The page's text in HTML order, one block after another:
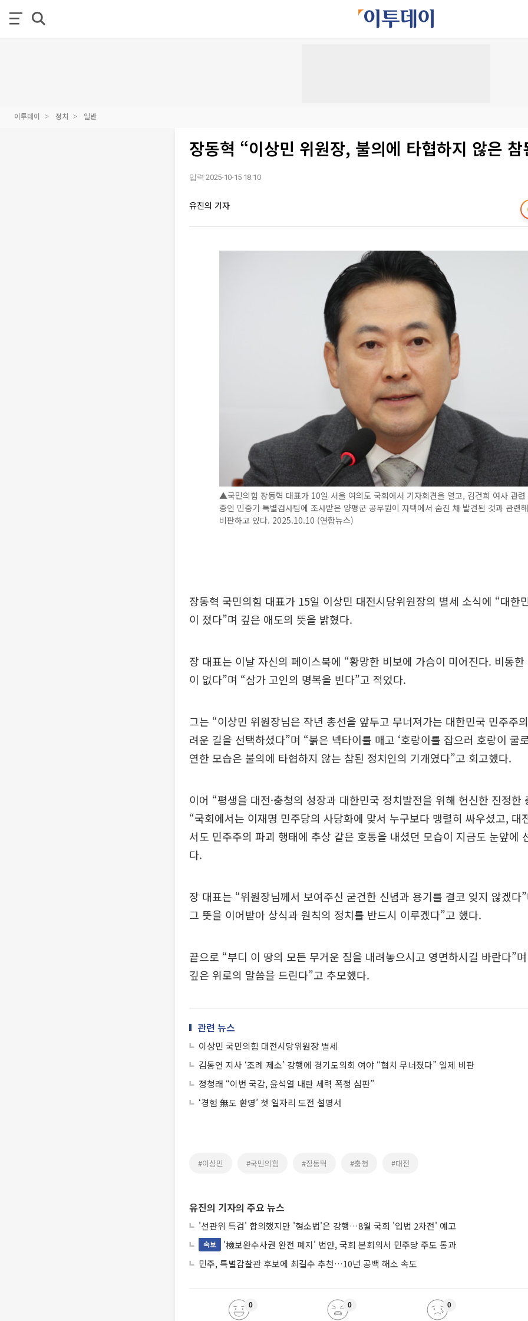
이투데이 정치 일반
장동혁 “이상민 위원장, 불의에 타협하지 않은
입력 2025-10-15 18:10
유진의 기자
▲국민의힘 장동혁 대표가 10일 서울 여의도 국회에서 기자회견을 열고, 김건희 여사 관련
중인 민중기 특별검사팀에 조사받은 양평군 공무원이 자택에서 숨진 채 발견된 것과 관련
비판하고 있다. 2025.10.10 (연합뉴스)
장동혁 국민의힘 대표가 15일 이상민 대전시당위원장의 별세 소식에 “대한
이 졌다”며 깊은 애도의 뜻을 밝혔다.
장 대표는 이날 자신의 페이스북에 “황망한 비보에 가슴이 미어진다. 비통
이 없다”며 “삼가 고인의 명복을 빈다”고 적었다.
그는 “이상민 위원장님은 작년 총선을 앞두고 무너져가는 대한민국 민주주
려운 길을 선택하셨다”며 “붉은 넥타이를 매고 ‘호랑이를 잡으러 호랑이 굴
연한 모습은 불의에 타협하지 않는 참된 정치인의 기개였다”고 회고했다.
이어 “평생을 대전·충청의 성장과 대한민국 정치발전을 위해 헌신한 진정한
“국회에서는 이재명 민주당의 사당화에 맞서 누구보다 맹렬히 싸우셨고, 대
서도 민주주의 파괴 행태에 추상 같은 호통을 내셨던 모습이 지금도 눈앞에
다.
장 대표는 “위원장님께서 보여주신 굳건한 신념과 용기를 결코 잊지 않겠다
그 뜻을 이어받아 상식과 원칙의 정치를 반드시 이루겠다”고 했다.
끝으로 “부디 이 땅의 모든 무거운 짐을 내려놓으시고 영면하시길 바란다”
깊은 위로의 말씀을 드린다”고 추모했다.
관련 뉴스
이상민 국민의힘 대전시당위원장 별세
김동연 지사 ‘조례 제소’ 강행에 경기도의회 여야 “협치 무너졌다” 일제 비판
정청래 “이번 국감, 윤석열 내란 세력 폭정 심판”
‘경험 無도 환영’ 첫 일자리 도전 설명서
#이상민 #국민의힘 #장동혁 #충청 #대전
유진의 기자의 주요 뉴스
'선관위 특검' 합의했지만 '형소법'은 강행…8월 국회 '입법 2차전' 예고
속보
'檢보완수사권 완전 폐지' 법안, 국회 본회의서 민주당 주도 통과
민주, 특별감찰관 후보에 최길수 추천…10년 공백 해소 속도
0 0 0